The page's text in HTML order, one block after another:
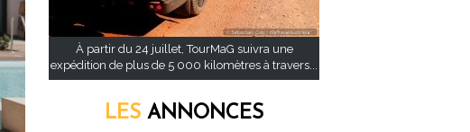
À partir du 24 juillet, TourMaG suivra une
expédition de plus de 5 000 kilomètres à travers...
LES ANNONCES